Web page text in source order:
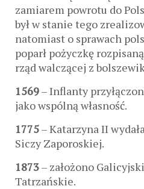
zamiarem powrotu do
był w stanie tego
natomiast o sprawach
poparł pożyczkę
rząd walczącej z
1569– Inflanty
jako wspólną własność.
1775– Katarzyna II
Siczy Zaporoskiej.
1873– założono
Tatrzańskie.